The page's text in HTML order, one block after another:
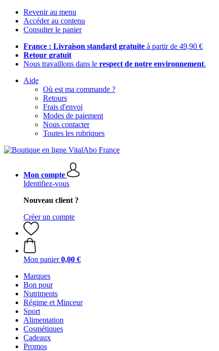
Revenir au menu
Accéder au contenu
Consulter le panier
France : Livraison standard gratuite à partir de 49,90 €
Retour gratuit
Nous travaillons dans le respect de notre environnement.
Aide
Où est ma commande ?
Retours
Frais d'envoi
Modes de paiement
Nous contacter
Toutes les rubriques
Mon compte
Identifiez-vous
Nouveau client ?
Créer un compte
Mon panier 0,00 €
Marques
Bon pour
Nutriments
Régime et Minceur
Sport
Alimentation
Cosmétiques
Cadeaux
Promos